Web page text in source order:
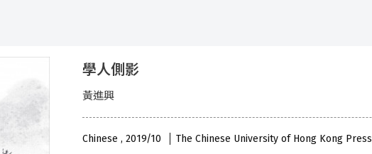
學人側影
黃進興
Chinese , 2019/10 The Chinese University of Hong Kong Press